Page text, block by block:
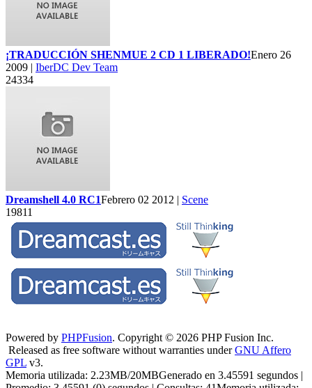
¡TRADUCCIÓN SHENMUE 2 CD 1 LIBERADO!Enero 26
2009 | IberDC Dev Team
24334
Dreamshell 4.0 RC1Febrero 02 2012 | Scene
19811
Powered by PHPFusion. Copyright © 2026 PHP Fusion Inc.
Released as free software without warranties underGNU Affero
GPL v3.
Memoria utilizada: 2.23MB/20MBGenerado en 3.45591 segundos |